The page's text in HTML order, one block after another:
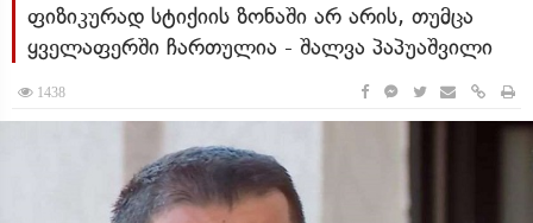
ფიზიკურად სტიქიის ზონაში არ არის, თუმცა
ყველაფერში ჩართულია - შალვა პაპუაშვილი
1438